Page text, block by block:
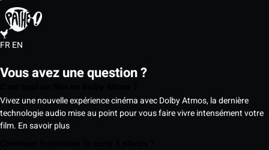
FREN
Vous avez une question ?
Vivez une nouvelle expérience cinéma avec Dolby Atmos, la dernière
technologie audio mise au point pour vous faire vivre intensément votre
film. En savoir plus